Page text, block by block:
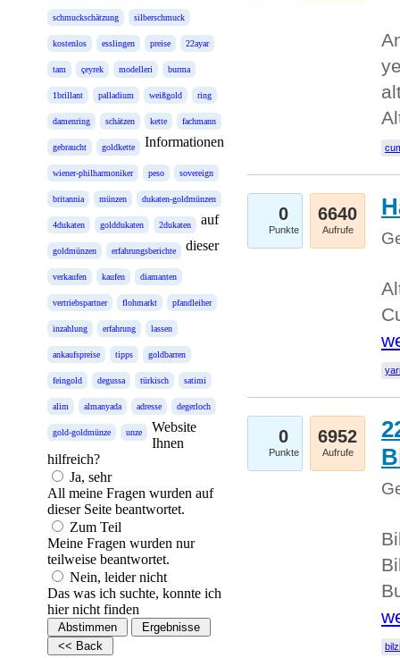
schmuckschätzung silberschmuck
kostenlos esslingen preise 22ayar
tam çeyrek modelleri burma
1brillant palladium weißgold ring
damenring schätzen kette fachmann
gebraucht goldkette
wiener-philharmoniker peso sovereign
britannia münzen dukaten-goldmünzen
4dukaten golddukaten 2dukaten
goldmünzen erfahrungsberichte
verkaufen kaufen diamanten
vertriebspartner flohmarkt pfandleiher
inzahlung erfahrung lassen
ankaufspreise tipps goldbarren
feingold degussa türkisch satimi
alim almanyada adresse degerloch
gold-goldmünze unze
Informationen
auf
dieser
Website
Ihnen
hilfreich?
Ja, sehr
All meine Fragen wurden auf
dieser Seite beantwortet.
Zum Teil
Meine Fragen wurden nur
teilweise beantwortet.
Nein, leider nicht
Das was ich suchte, konnte ich
hier nicht finden
0
Punkte
6640
Aufrufe
0
Punkte
6952
Aufrufe